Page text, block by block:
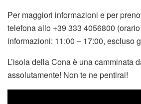
Per maggiori informazioni e per
telefona allo +39 333 4056800
informazioni: 11:00 – 17:00, escluso
L’isola della Cona è una camminata
assolutamente! Non te ne pentirai!